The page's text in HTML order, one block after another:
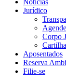
Notícias
Jurídico
Corpo
Aposentados
Reserva
Filie-se